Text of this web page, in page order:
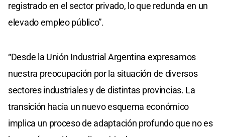
registrado en el sector privado, lo que redunda en un
elevado empleo público”.
“Desde la Unión Industrial Argentina expresamos
nuestra preocupación por la situación de diversos
sectores industriales y de distintas provincias. La
transición hacia un nuevo esquema económico
implica un proceso de adaptación profundo que no es